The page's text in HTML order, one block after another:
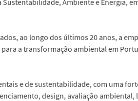
Ambiente e Energia,
ao longo dos últimos 20 anos, a
a transformação ambiental em
e de sustentabilidade, com uma
design, avaliação ambiental,